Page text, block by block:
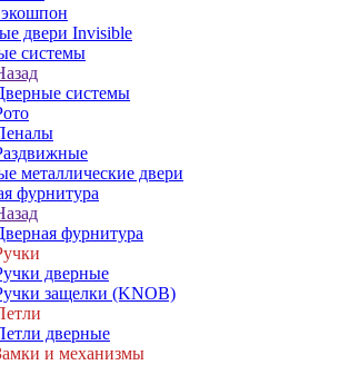
двери Invisible
системы
системы
металлические двери
фурнитура
фурнитура
дверные
защелки (KNOB)
дверные
и механизмы